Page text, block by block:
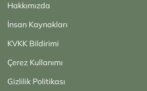
Hakkımızda
İnsan Kaynakları
KVKK Bildirimi
Çerez Kullanımı
Gizlilik Politikası